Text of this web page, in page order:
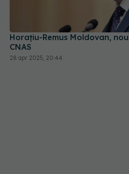
Horaţiu-Remus Moldovan,
CNAS
28 apr 2025, 20:44